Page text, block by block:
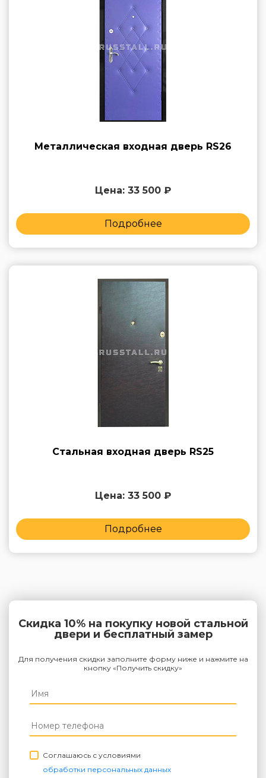
Металлическая входная дверь RS26
Цена: 33 500 ₽
Подробнее
Стальная входная дверь RS25
Цена: 33 500 ₽
Подробнее
Скидка 10% на покупку новой стальной
двери и бесплатный замер
Для получения скидки заполните форму ниже и нажмите на
кнопку «Получить скидку»
Соглашаюсь с условиями
обработки персональных данных